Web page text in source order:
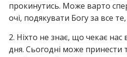
прокинутись. Може варто
очі, подякувати Богу за все
2. Ніхто не знає, що чекає
дня. Сьогодні може принести